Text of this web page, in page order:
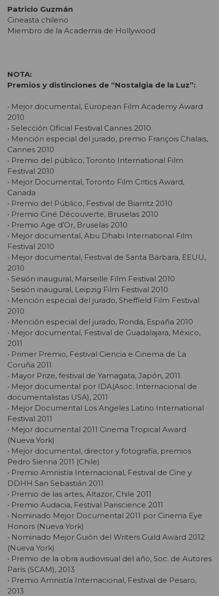
Patricio Guzmán
Cineasta chileno
Miembro de la Academia de Hollywood
NOTA:
Premios y distinciones de “Nostalgia de la Luz”:
• Mejor documental, European Film Academy Award
2010
• Selección Oficial Festival Cannes 2010.
• Mención especial del jurado, premio François Chalais,
Cannes 2010
• Premio del público, Toronto International Film
Festival 2010
• Mejor Documental, Toronto Film Critics Award,
Canada
• Premio del Público, Festival de Biarritz 2010
• Premio Ciné Découverte, Bruselas 2010
• Premio Age d’Or, Bruselas 2010
• Mejor documental, Abu Dhabi International Film
Festival 2010
• Mejor documental, Festival de Santa Bárbara, EEUU,
2010
• Sesión inaugural, Marseille Film Festival 2010
• Sesión inaugural, Leipzig Film Festival 2010
• Mención especial del jurado, Sheffield Film Festival
2010
• Mención especial del jurado, Ronda, España 2010
• Mejor documental, Festival de Guadalajara, México,
2011
• Primer Premio, Festival Ciencia e Cinema de La
Coruña 2011
• Mayor Prize, festival de Yamagata, Japón, 2011.
• Mejor documental por IDA(Asoc. Internacional de
documentalistas USA), 2011
• Mejor Documental Los Angeles Latino International
Festival 2011
• Mejor documental 2011 Cinema Tropical Award
(Nueva York)
• Mejor documental, director y fotografía, premios
Pedro Sienna 2011 (Chile)
• Premio Amnistía Internacional, Festival de Cine y
DDHH San Sebastián 2011
• Premio de las artes, Altazor, Chile 2011
• Premio Audacia, Festival Pariscience 2011
• Nominado Mejor Documental 2011 por Cinema Eye
Honors (Nueva York)
• Nominado Mejor Guión del Writers Guild Award 2012
(Nueva York)
• Premio de la obra audiovisual del año, Soc. de Autores
París (SCAM), 2013
• Premio Amnistía Internacional, Festival de Pesaro,
2013